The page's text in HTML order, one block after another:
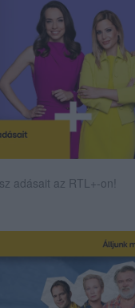
adásait az RTL+-on!